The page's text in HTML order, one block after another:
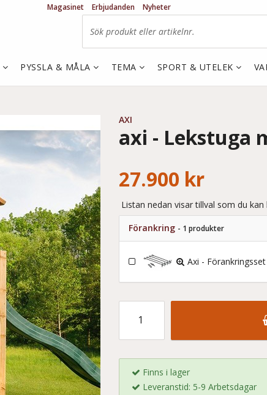
AXI
axi - Lekstuga
27.900 kr
Listan nedan visar tillval som du
Förankring - 1 produkter
Axi - Förankringsset
Finns i lager
Leveranstid: 5-9 Arbetsdagar
Magasinet Erbjudanden
Nyheter
PYSSLA & MÅLA TEMA SPORT & UTELEK